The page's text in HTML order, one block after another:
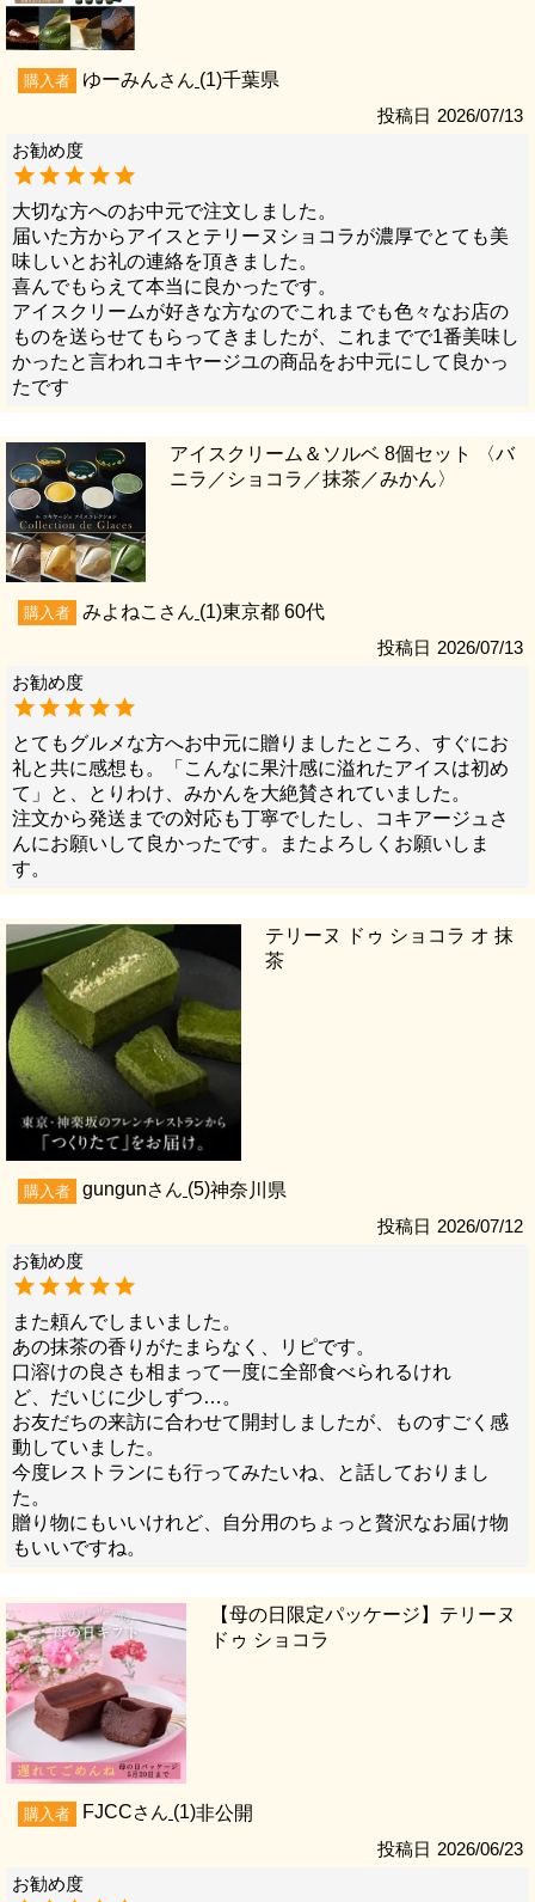
購入者 ゆーみん 1 千葉県
投稿日 2026/07/13
大切な方へのお中元で注文しました。
届いた方からアイスとテリーヌショコラが濃厚でとても美
味しいとお礼の連絡を頂きました。
喜んでもらえて本当に良かったです。
アイスクリームが好きな方なのでこれまでも色々なお店の
ものを送らせてもらってきましたが、これまでで1番美味し
かったと言われコキヤージユの商品をお中元にして良かっ
たです
アイスクリーム＆ソルベ 8個セット 〈バ
ニラ／ショコラ／抹茶／みかん〉
購入者 みよねこ 1 東京都 60代
投稿日 2026/07/13
とてもグルメな方へお中元に贈りましたところ、すぐにお
礼と共に感想も。「こんなに果汁感に溢れたアイスは初め
て」と、とりわけ、みかんを大絶賛されていました。
注文から発送までの対応も丁寧でしたし、コキアージュさ
んにお願いして良かったです。またよろしくお願いしま
す。
テリーヌ ドゥ ショコラ オ 抹
茶
購入者 gungun 5 神奈川県
投稿日 2026/07/12
また頼んでしまいました。
あの抹茶の香りがたまらなく、リピです。
口溶けの良さも相まって一度に全部食べられるけれ
ど、だいじに少しずつ…。
お友だちの来訪に合わせて開封しましたが、ものすごく感
動していました。
今度レストランにも行ってみたいね、と話しておりまし
た。
贈り物にもいいけれど、自分用のちょっと贅沢なお届け物
もいいですね。
【母の日限定パッケージ】テリーヌ
ドゥ ショコラ
購入者 FJCC 1 非公開
投稿日 2026/06/23